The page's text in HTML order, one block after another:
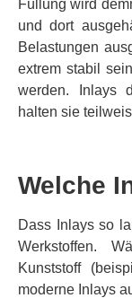
Füllung wird
und dort
Belastungen
extrem stabil
werden. Inlays
halten sie
Welche
Dass Inlays so
Werkstoffen.
Kunststoff
moderne Inlays